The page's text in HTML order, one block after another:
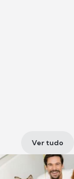
Ver tudo